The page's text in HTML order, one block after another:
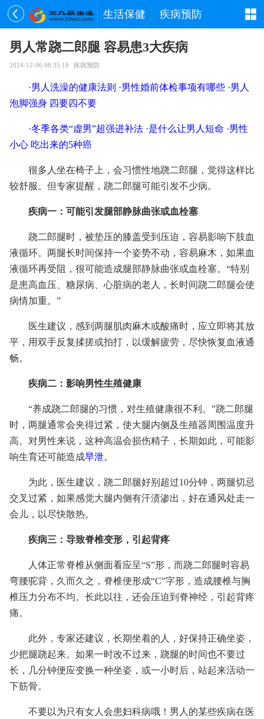
生活保健 疾病预防
男人常跷二郎腿 容易患3大疾病
2024-12-06 08:35:18 疾病预防
·男人洗澡的健康法则 ·男性婚前体检事项有哪些 ·男人
泡脚强身 四要四不要
·冬季各类“虚男”超强进补法 ·是什么让男人短命 ·男性
小心 吃出来的5种癌
很多人坐在椅子上，会习惯性地跷二郎腿，觉得这样比
较舒服。但专家提醒，跷二郎腿可能引发不少病。
疾病一：可能引发腿部静脉曲张或血栓塞
跷二郎腿时，被垫压的膝盖受到压迫，容易影响下肢血
液循环。两腿长时间保持一个姿势不动，容易麻木，如果血
液循环再受阻，很可能造成腿部静脉曲张或血栓塞。“特别
是患高血压、糖尿病、心脏病的老人，长时间跷二郎腿会使
病情加重。”
医生建议，感到两腿肌肉麻木或酸痛时，应立即将其放
平，用双手反复揉搓或拍打，以缓解疲劳，尽快恢复血液通
畅。
疾病二：影响男性生殖健康
“养成跷二郎腿的习惯，对生殖健康很不利。”跷二郎腿
时，两腿通常会夹得过紧，使大腿内侧及生殖器周围温度升
高。对男性来说，这种高温会损伤精子，长期如此，可能影
响生育还可能造成早泄。
为此，医生建议，跷二郎腿好别超过10分钟，两腿切忌
交叉过紧，如果感觉大腿内侧有汗渍渗出，好在通风处走一
会儿，以尽快散热。
疾病三：导致脊椎变形，引起背疼
人体正常脊椎从侧面看应呈“S”形，而跷二郎腿时容易
弯腰驼背，久而久之，脊椎便形成“C”字形，造成腰椎与胸
椎压力分布不均。长此以往，还会压迫到脊神经，引起背疼
痛。
此外，专家还建议，长期坐着的人，好保持正确坐姿，
少把腿跷起来。如果一时改不过来，跷腿的时间也不要过
长，几分钟便应变换一种坐姿，或一小时后，站起来活动一
下筋骨。
不要以为只有女人会患妇科病哦！男人的某些疾病在医